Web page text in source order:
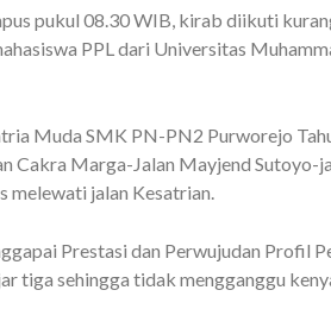
pukul 08.30 WIB, kirab diikuti
PPL dari Universitas
Muda SMK PN-PN2 Purworejo
Cakra Marga-Jalan Mayjend Sutoyo-
melewati jalan Kesatrian.
Prestasi dan Perwujudan Profil
tiga sehingga tidak mengganggu